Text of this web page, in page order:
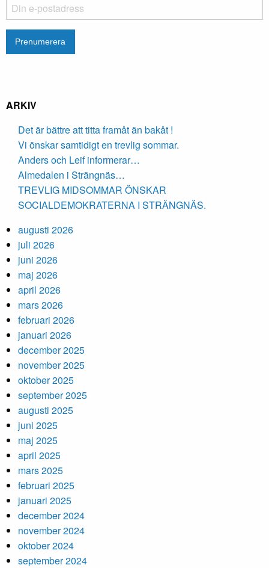
ARKIV
Det är bättre att titta framåt än bakåt !
Vi önskar samtidigt en trevlig sommar.
Anders och Leif informerar…
Almedalen i Strängnäs…
TREVLIG MIDSOMMAR ÖNSKAR
SOCIALDEMOKRATERNA I STRÄNGNÄS.
augusti 2026
juli 2026
juni 2026
maj 2026
april 2026
mars 2026
februari 2026
januari 2026
december 2025
november 2025
oktober 2025
september 2025
augusti 2025
juni 2025
maj 2025
april 2025
mars 2025
februari 2025
januari 2025
december 2024
november 2024
oktober 2024
september 2024